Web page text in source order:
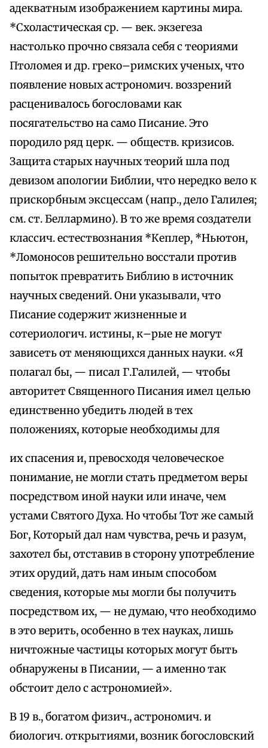
адекватным изображением картины мира.
*Схоластическая ср. — век. экзегеза
настолько прочно связала себя с теориями
Птоломея и др. греко–римских ученых, что
появление новых астрономич. воззрений
расценивалось богословами как
посягательство на само Писание. Это
породило ряд церк. — обществ. кризисов.
Защита старых научных теорий шла под
девизом апологии Библии, что нередко вело к
прискорбным эксцессам (напр., дело Галилея;
см. ст. Беллармино). В то же время создатели
классич. естествознания *Кеплер, *Ньютон,
*Ломоносов решительно восстали против
попыток превратить Библию в источник
научных сведений. Они указывали, что
Писание содержит жизненные и
сотериологич. истины, к–рые не могут
зависеть от меняющихся данных науки. «Я
полагал бы, — писал Г.Галилей, — чтобы
авторитет Священного Писания имел целью
единственно убедить людей в тех
положениях, которые необходимы для
их спасения и, превосходя человеческое
понимание, не могли стать предметом веры
посредством иной науки или иначе, чем
устами Святого Духа. Но чтобы Тот же самый
Бог, Который дал нам чувства, речь и разум,
захотел бы, отставив в сторону употребление
этих орудий, дать нам иным способом
сведения, которые мы могли бы получить
посредством их, — не думаю, что необходимо
в это верить, особенно в тех науках, лишь
ничтожные частицы которых могут быть
обнаружены в Писании, — а именно так
обстоит дело с астрономией».
В 19 в., богатом физич., астрономич. и
биологич. открытиями, возник богословский